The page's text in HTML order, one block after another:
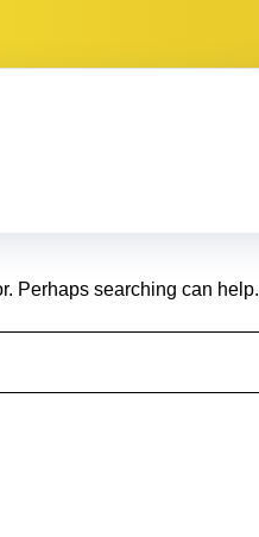
Perhaps searching can help.